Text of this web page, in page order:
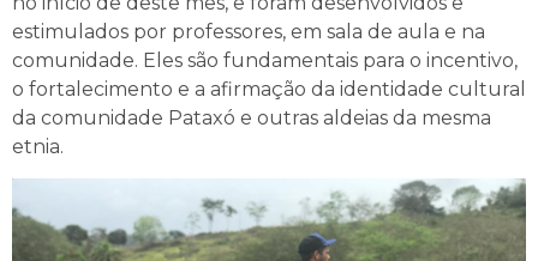
estimulados por professores, em sala de aula e na
comunidade. Eles são fundamentais para o incentivo,
o fortalecimento e a afirmação da identidade cultural
da comunidade Pataxó e outras aldeias da mesma
etnia.